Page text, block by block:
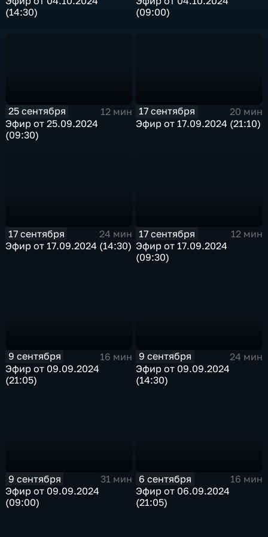
(14:30)
(09:00)
25 сентября
12 мин
Эфир от 25.09.2024
(09:30)
17 сентября
20 мин
Эфир от 17.09.2024 (21:10)
17 сентября
24 мин
Эфир от 17.09.2024 (14:30)
17 сентября
12 мин
Эфир от 17.09.2024
(09:30)
9 сентября
16 мин
Эфир от 09.09.2024
(21:05)
9 сентября
24 мин
Эфир от 09.09.2024
(14:30)
9 сентября
31 мин
Эфир от 09.09.2024
(09:00)
6 сентября
16 мин
Эфир от 06.09.2024
(21:05)